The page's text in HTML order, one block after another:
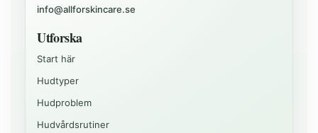
info@allforskincare.se
Utforska
Start här
Hudtyper
Hudproblem
Hudvårdsrutiner